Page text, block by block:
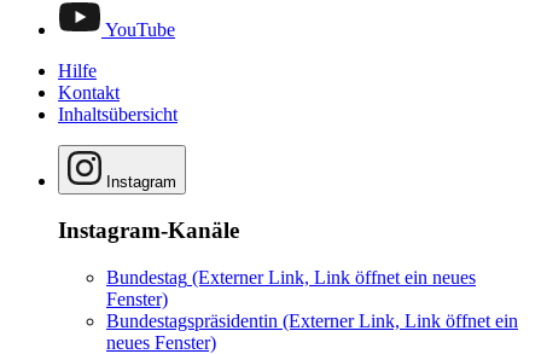
YouTube
Hilfe
Kontakt
Inhaltsübersicht
Instagram
Instagram-Kanäle
Bundestag (Externer Link, Link öffnet ein neues
Fenster)
Bundestagspräsidentin (Externer Link, Link öffnet ein
neues Fenster)